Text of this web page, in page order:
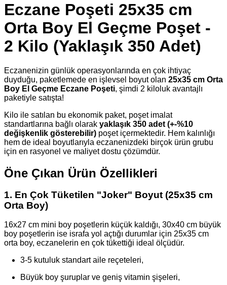
Eczane Poşeti 25x35 cm
Orta Boy El Geçme Poşet -
2 Kilo (Yaklaşık 350 Adet)
Eczanenizin günlük operasyonlarında en çok ihtiyaç
duyduğu, paketlemede en işlevsel boyut olan 25x35 cm Orta
Boy El Geçme Eczane Poşeti, şimdi 2 kiloluk avantajlı
paketiyle satışta!
Kilo ile satılan bu ekonomik paket, poşet imalat
standartlarına bağlı olarak yaklaşık 350 adet (+-%10
değişkenlik gösterebilir) poşet içermektedir. Hem kalınlığı
hem de ideal boyutlarıyla eczanenizdeki birçok ürün grubu
için en rasyonel ve maliyet dostu çözümdür.
Öne Çıkan Ürün Özellikleri
1. En Çok Tüketilen "Joker" Boyut (25x35 cm
Orta Boy)
16x27 cm mini boy poşetlerin küçük kaldığı, 30x40 cm büyük
boy poşetlerin ise israfa yol açtığı durumlar için 25x35 cm
orta boy, eczanelerin en çok tükettiği ideal ölçüdür.
3-5 kutuluk standart aile reçeteleri,
Büyük boy şuruplar ve geniş vitamin şişeleri,